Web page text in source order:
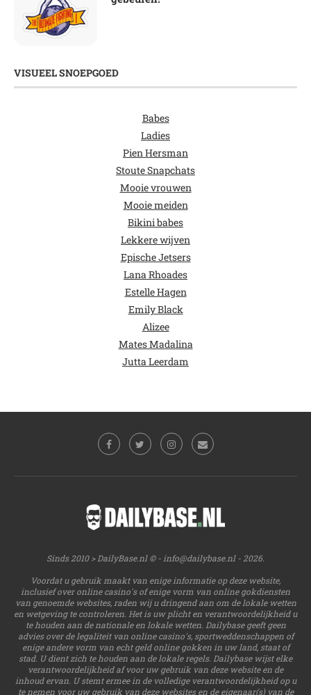
VISUEEL SNOEPGOED
Babes
Ladies
Pien Hersman
Stoute Snapchats
Mooie vrouwen
Mooie meiden
Bikini babes
Lekkere wijven
Epische Jetsers
Lana Rhoades
Estelle Hagen
Emily Black
Alizee
Mates Madalina
Jutta Leerdam
Sinds 2010 > DailyBase.nl © - info@dailybase.nl- 2026.
Voordat u gebruik maakt van enige informatie op deze website,
inclusief over online casino's of enige vorm van online gokdiensten
van genoemde websites, raden wij u dringend aan om de lokale wetten
en wetgeving te controleren. Het is uw plicht en verantwoordelijkheid u
te houden aan de nationale en lokale wetten. Dailybase geeft geen
advies over de legaliteit van online casino's, sportweddenschappen of
enige andere vorm van echt geld online gokken in uw land, staat of
stad. U dient zich te houden aan de lokale regels. Dailybase wijst elke
verantwoordelijkheid af voor uw gebruik van deze website en de
inhoud ervan. U stemt ermee in de volledige verantwoordelijkheid op u
te nemen voor uw gebruik van deze websites en de eigenaar(s) van de